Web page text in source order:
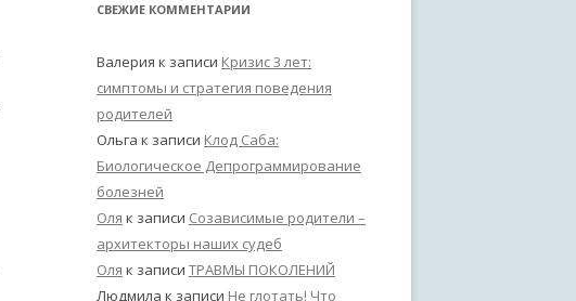
СВЕЖИЕ КОММЕНТАРИИ
Валерия к записи Кризис 3 лет:
симптомы и стратегия поведения
родителей
Ольга к записи Клод Саба:
Биологическое Депрограммирование
болезней
Оля к записи Созависимые родители –
архитекторы наших судеб
Оля к записи ТРАВМЫ ПОКОЛЕНИЙ
Людмила к записи Не глотать! Что